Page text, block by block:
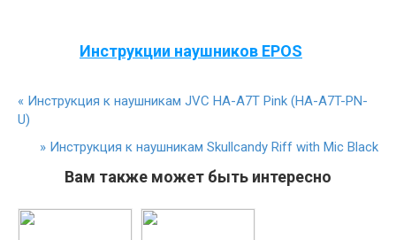
Инструкции наушников EPOS
« Инструкция к наушникам JVC HA-A7T Pink (HA-A7T-PN-
U)
» Инструкция к наушникам Skullcandy Riff with Mic Black
Вам также может быть интересно